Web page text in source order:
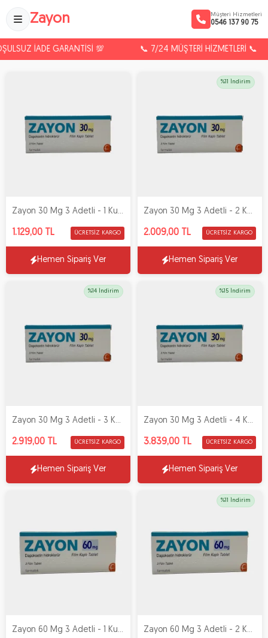
Zayon Müşteri Hizmetleri
0546 137 90 75
İADE GARANTİSİ 💯 📞 7/24 MÜŞTERİ HİZMETLERİ 📞
Zayon 30 Mg 3 Adetli - 1 Kutu
1.129,00 TL ÜCRETSIZ KARGO
Hemen Sipariş Ver
%11 İndirim
Zayon 30 Mg 3 Adetli - 2 Kutu
2.009,00 TL ÜCRETSIZ KARGO
Hemen Sipariş Ver
%14 İndirim
Zayon 30 Mg 3 Adetli - 3 Kutu
2.919,00 TL ÜCRETSIZ KARGO
Hemen Sipariş Ver
%15 İndirim
Zayon 30 Mg 3 Adetli - 4 Kutu
3.839,00 TL ÜCRETSIZ KARGO
Hemen Sipariş Ver
Zayon 60 Mg 3 Adetli - 1 Kutu
%11 İndirim
Zayon 60 Mg 3 Adetli - 2 Kutu